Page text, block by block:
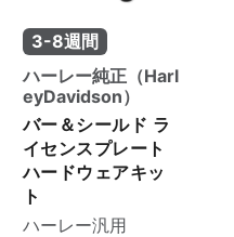
3-8週間
ハーレー純正（Harl
eyDavidson）
バー＆シールド ラ
イセンスプレート
ハードウェアキッ
ト
ハーレー汎用